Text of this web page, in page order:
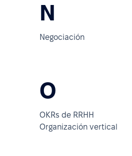
N
Negociación
O
OKRs de RRHH
Organización vertical